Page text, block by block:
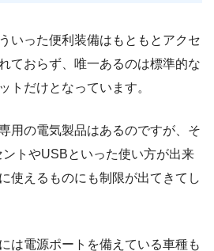
いった便利装備はもともとアクセ
ておらず、唯一あるのは標準的な
トだけとなっています。
用の電気製品はあるのですが、そ
トやUSBといった使い方が出来
使えるものにも制限が出てきてし
は電源ポートを備えている車種も